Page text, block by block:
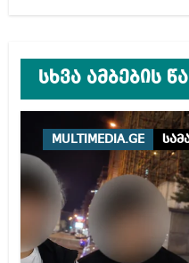
სხვა ამბების
MULTIMEDIA.GE